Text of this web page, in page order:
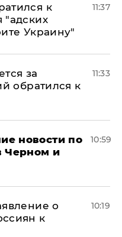
к
"адских
Украину"
11:37
за
обратился к
11:33
новости по
Черном и
10:59
о
к
10:19